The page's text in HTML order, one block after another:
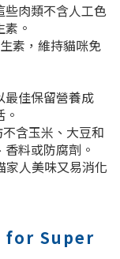
些肉類不含人工色
。
素，維持貓咪免
最佳保留營養成
含玉米、大豆和
料或防腐劑。
家人美味又易消化
for Super